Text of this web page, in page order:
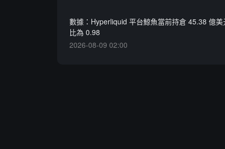
數據：Hyperliquid 平台鯨魚當前持倉 45.38 億
比為 0.98
2026-08-09 02:00